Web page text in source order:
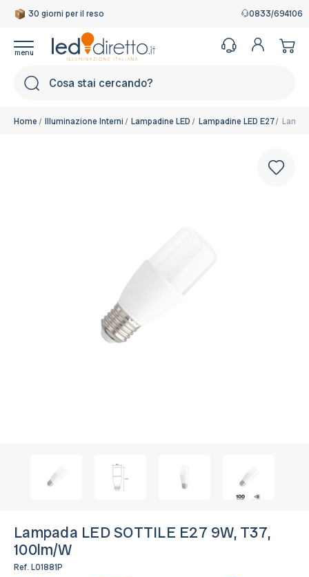
30 giorni per il reso
Garanzia Italiana 0833/694106
Home Illuminazione Interni Lampadine LED Lampadine LED E27
Lampada LED SOTTILE E27 9W, T37,
100lm/W
Ref. L01881P
Bianco Caldo 2.700K
Disponibile, Spedito in 24/48 ore
Bianco Naturale 4.000K